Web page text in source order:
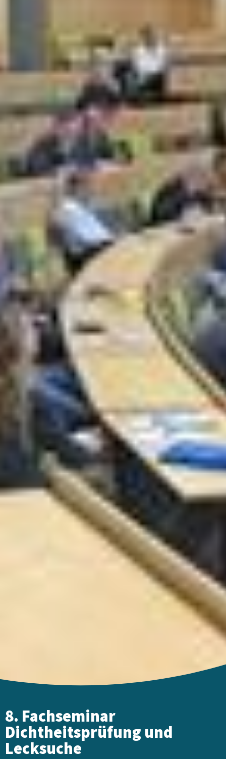
8. Fachseminar
Dichtheitsprüfung und
Lecksuche